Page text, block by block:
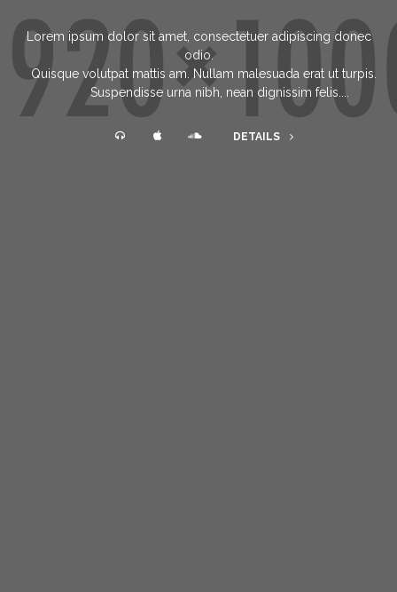
Lorem ipsum dolor sit amet, consectetuer adipiscing donec
odio.
Quisque volutpat mattis am. Nullam malesuada erat ut turpis.
Suspendisse urna nibh, nean dignissim felis....
DETAILS